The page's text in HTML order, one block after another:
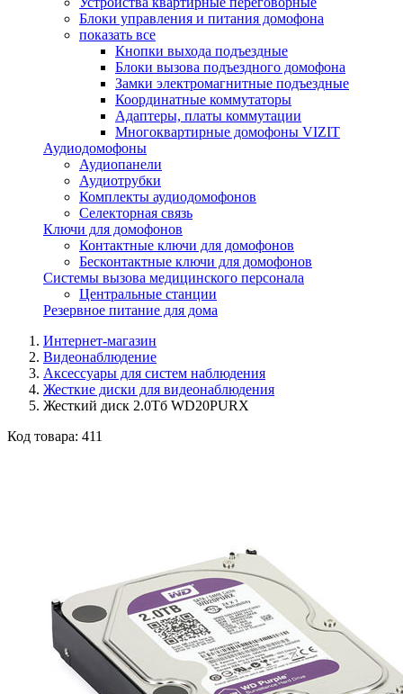
Блоки управления и питания домофона
показать все
Кнопки выхода подъездные
Блоки вызова подъездного домофона
Замки электромагнитные подъездные
Координатные коммутаторы
Адаптеры, платы коммутации
Многоквартирные домофоны VIZIT
Аудиодомофоны
Аудиопанели
Аудиотрубки
Комплекты аудиодомофонов
Селекторная связь
Ключи для домофонов
Контактные ключи для домофонов
Бесконтактные ключи для домофонов
Системы вызова медицинского персонала
Центральные станции
Резервное питание для дома
Интернет-магазин
Видеонаблюдение
Аксессуары для систем наблюдения
Жесткие диски для видеонаблюдения
Жесткий диск 2.0Тб WD20PURX
Код товара: 411